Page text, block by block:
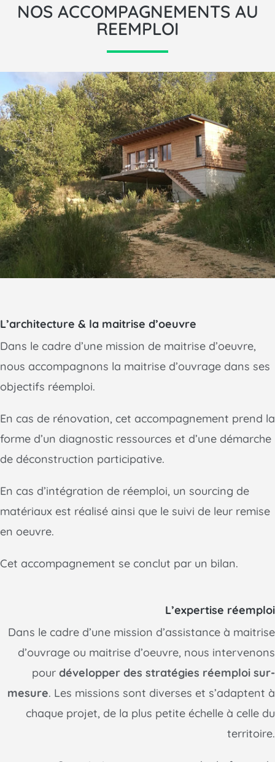
NOS ACCOMPAGNEMENTS AU
REEMPLOI
L’architecture & la maitrise d’oeuvre
Dans le cadre d’une mission de maitrise d’oeuvre,
nous accompagnons la maitrise d’ouvrage dans ses
objectifs réemploi.
En cas de rénovation, cet accompagnement prend la
forme d’un diagnostic ressources et d’une démarche
de déconstruction participative.
En cas d’intégration de réemploi, un sourcing de
matériaux est réalisé ainsi que le suivi de leur remise
en oeuvre.
Cet accompagnement se conclut par un bilan.
L’expertise réemploi
Dans le cadre d’une mission d’assistance à maitrise
d’ouvrage ou maitrise d’oeuvre, nous intervenons
pour développer des stratégies réemploi sur-
mesure. Les missions sont diverses et s’adaptent à
chaque projet, de la plus petite échelle à celle du
territoire.